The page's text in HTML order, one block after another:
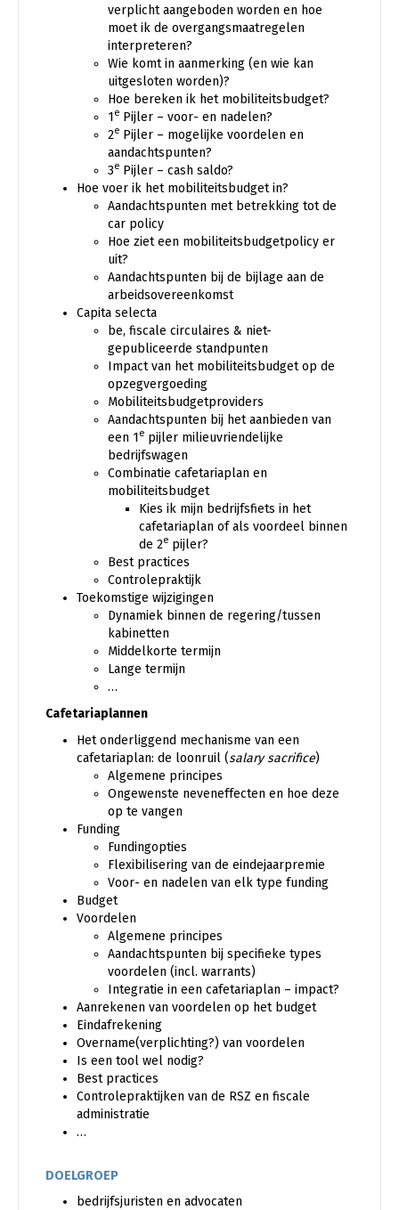
verplicht aangeboden worden en hoe
moet ik de overgangsmaatregelen
interpreteren?
Wie komt in aanmerking (en wie kan
uitgesloten worden)?
Hoe bereken ik het mobiliteitsbudget?
1e Pijler – voor- en nadelen?
2e Pijler – mogelijke voordelen en
aandachtspunten?
3e Pijler – cash saldo?
Hoe voer ik het mobiliteitsbudget in?
Aandachtspunten met betrekking tot de
car policy
Hoe ziet een mobiliteitsbudgetpolicy er
uit?
Aandachtspunten bij de bijlage aan de
arbeidsovereenkomst
Capita selecta
be, fiscale circulaires & niet-
gepubliceerde standpunten
Impact van het mobiliteitsbudget op de
opzegvergoeding
Mobiliteitsbudgetproviders
Aandachtspunten bij het aanbieden van
een 1e pijler milieuvriendelijke
bedrijfswagen
Combinatie cafetariaplan en
mobiliteitsbudget
Kies ik mijn bedrijfsfiets in het
cafetariaplan of als voordeel binnen
de 2e pijler?
Best practices
Controlepraktijk
Toekomstige wijzigingen
Dynamiek binnen de regering/tussen
kabinetten
Middelkorte termijn
Lange termijn
…
Cafetariaplannen
Het onderliggend mechanisme van een
cafetariaplan: de loonruil (salary sacrifice)
Algemene principes
Ongewenste neveneffecten en hoe deze
op te vangen
Funding
Fundingopties
Flexibilisering van de eindejaarpremie
Voor- en nadelen van elk type funding
Budget
Voordelen
Algemene principes
Aandachtspunten bij specifieke types
voordelen (incl. warrants)
Integratie in een cafetariaplan – impact?
Aanrekenen van voordelen op het budget
Eindafrekening
Overname(verplichting?) van voordelen
Is een tool wel nodig?
Best practices
Controlepraktijken van de RSZ en fiscale
administratie
…
DOELGROEP
bedrijfsjuristen en advocaten